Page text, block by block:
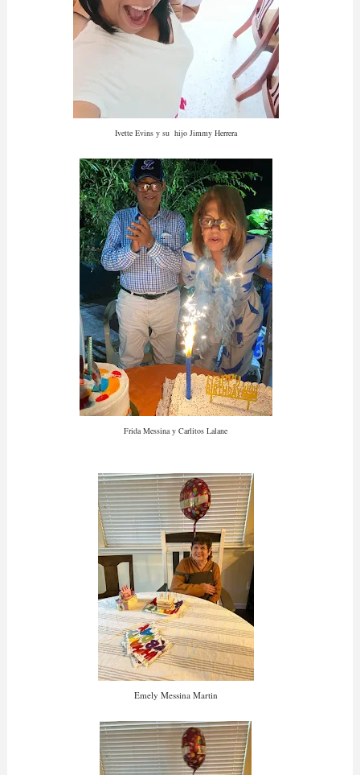
Ivette Evins y su hijo Jimmy Herrera
Frida Messina y Carlitos Lalane
Emely Messina Martin